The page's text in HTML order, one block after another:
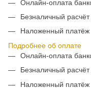
Онлайн-оплата
Безналичный
Наложенный платёж
Подробнее об оплате
Онлайн-оплата
Безналичный
Наложенный платёж